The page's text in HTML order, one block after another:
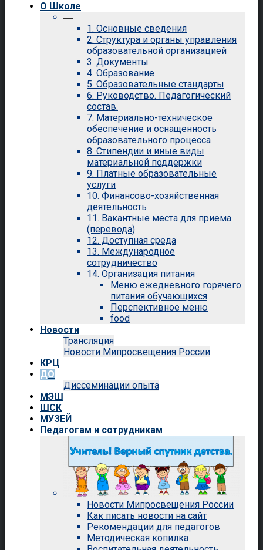
О Школе
—
1. Основные сведения
2. Структура и органы управления
образовательной организацией
3. Документы
4. Образование
5. Образовательные стандарты
6. Руководство. Педагогический
состав.
7. Материально-техническое
обеспечение и оснащенность
образовательного процесса
8. Стипендии и иные виды
материальной поддержки
9. Платные образовательные
услуги
10. Финансово-хозяйственная
деятельность
11. Вакантные места для приема
(перевода)
12. Доступная среда
13. Международное
сотрудничество
14. Организация питания
Меню ежедневного горячего
питания обучающихся
Перспективное меню
food
Новости
Трансляция
Новости Мипросвещения России
КРЦ
ДО
Диссеминации опыта
МЭШ
ШСК
МУЗЕЙ
Педагогам и сотрудникам
Новости Мипросвещения России
Как писать новости на сайт
Рекомендации для педагогов
Методическая копилка